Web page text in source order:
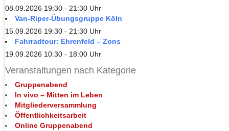
08.09.2026 19:30 - 21:30 Uhr
Van-Riper-Übungsgruppe Köln
15.09.2026 19:30 - 21:30 Uhr
Fahrradtour: Ehrenfeld – Zons
19.09.2026 10:30 - 18:00 Uhr
Veranstaltungen nach Kategorie
Gruppenabend
In vivo – Mitten im Leben
Mitgliederversammlung
Öffentlichkeitsarbeit
Online Gruppenabend